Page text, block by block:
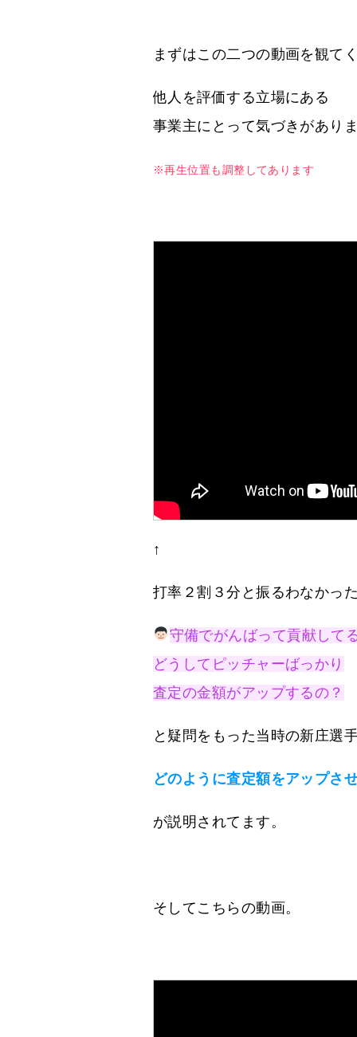
まずはこの二つの動画を観て
他人を評価する立場にある
事業主にとって気づきがありま
※再生位置も調整してあります
↑
打率２割３分と振るわなかっ
守備でがんばって貢献して
どうしてピッチャーばっかり
査定の金額がアップするの？
と疑問をもった当時の新庄選
どのように査定額をアップさ
が説明されてます。
そしてこちらの動画。